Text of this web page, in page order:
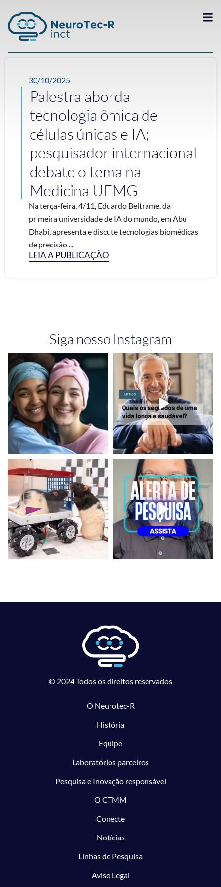
30/10/2025
Palestra aborda
tecnologia ômica de
células únicas e IA;
pesquisador internacional
debate o tema na
Medicina UFMG
Na terça-feira, 4/11, Eduardo Beltrame, da
primeira universidade de IA do mundo, em Abu
Dhabi, apresenta e discute tecnologias biomédicas
de precisão ...
LEIA A PUBLICAÇÃO
Siga nosso Instagram
© 2024 Todos os direitos reservados
O Neurotec-R
História
Equipe
Laboratórios parceiros
Pesquisa e Inovação responsável
O CTMM
Conecte
Notícias
Linhas de Pesquisa
Aviso Legal